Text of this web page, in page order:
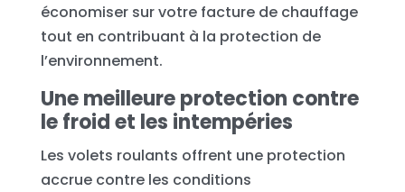
économiser sur votre facture de chauffage
tout en contribuant à la protection de
l’environnement.
Une meilleure protection contre
le froid et les intempéries
Les volets roulants offrent une protection
accrue contre les conditions